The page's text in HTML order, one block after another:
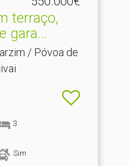
terraço,
gara...
/ Póvoa de
3
Sim